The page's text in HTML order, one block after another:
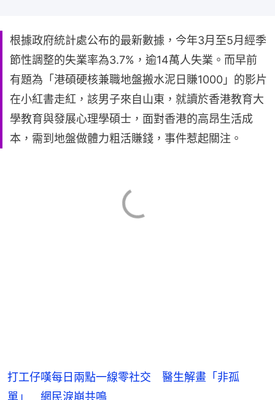
根據政府統計處公布的最新數據，今年3月至5月經季
節性調整的失業率為3.7%，逾14萬人失業。而早前
有題為「港碩硬核兼職地盤搬水泥日賺1000」的影片
在小紅書走紅，該男子來自山東，就讀於香港教育大
學教育與發展心理學碩士，面對香港的高昂生活成
本，需到地盤做體力粗活賺錢，事件惹起關注。
打工仔嘆每日兩點一線零社交 醫生解畫「非孤
單」 網民淚崩共鳴